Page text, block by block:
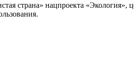
страна» нацпроекта